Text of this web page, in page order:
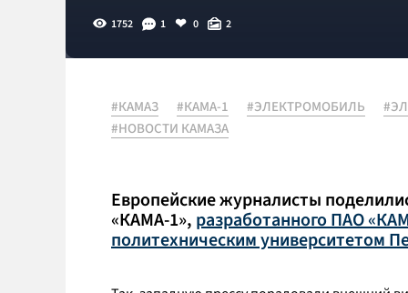
1752 1 0 2
#КАМАЗ #КАМА-1 #ЭЛЕКТРОМОБИЛЬ
#НОВОСТИ КАМАЗА
Европейские журналисты
«КАМА-1», разработанного ПАО
политехническим университетом